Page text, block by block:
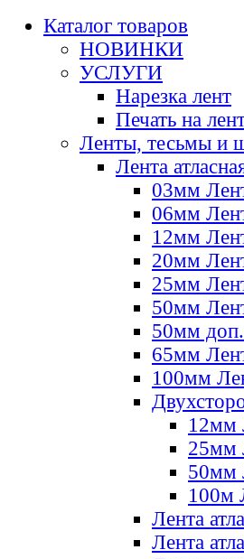
Каталог товаров
НОВИНКИ
УСЛУГИ
Нарезка лент
Печать на
Ленты, тесьмы и
Лента
03мм
06мм
12мм
20мм
25мм
50мм
50мм
65мм
100мм
12мм
25мм
50мм
100м
Лента
Лента